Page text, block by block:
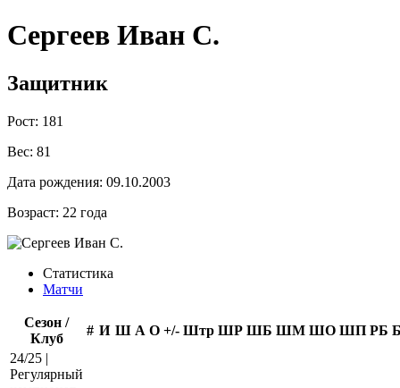
Сергеев Иван С.
Защитник
Рост: 181
Вес: 81
Дата рождения: 09.10.2003
Возраст: 22 года
Статистика
Матчи
Сезон /
Клуб
# И Ш А О +/- Штр ШР ШБ ШМ ШО ШП РБ
24/25 |
Регулярный